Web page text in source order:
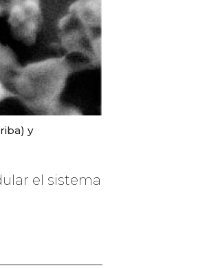
y
el sistema